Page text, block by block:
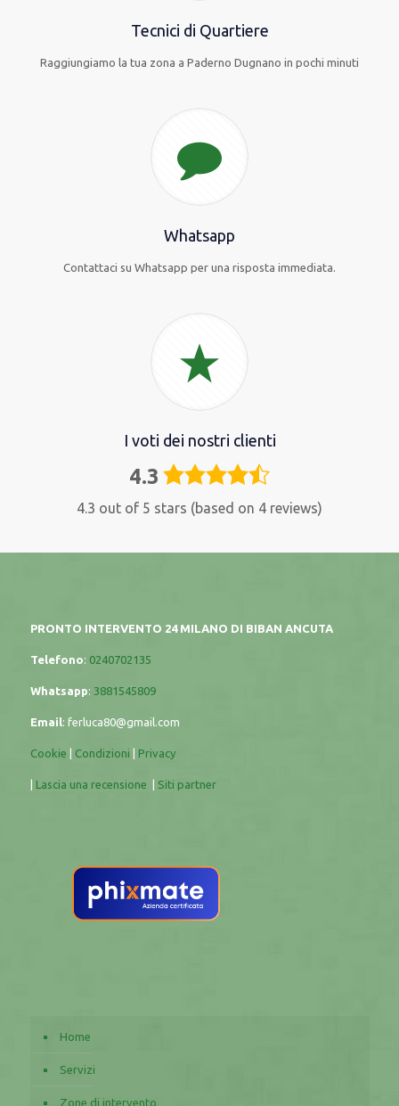
Tecnici di Quartiere
Raggiungiamo la tua zona a Paderno Dugnano in pochi minuti
Whatsapp
Contattaci su Whatsapp per una risposta immediata.
I voti dei nostri clienti
4.3 4,3
4.3 out of 5 stars (based on 4 reviews)
PRONTO INTERVENTO 24 MILANO DI BIBAN ANCUTA
Telefono: 0240702135
Whatsapp: 3881545809
Email: ferluca80@gmail.com
Cookie Condizioni Privacy
Lascia una recensione Siti partner
Home
Servizi
Zone di intervento